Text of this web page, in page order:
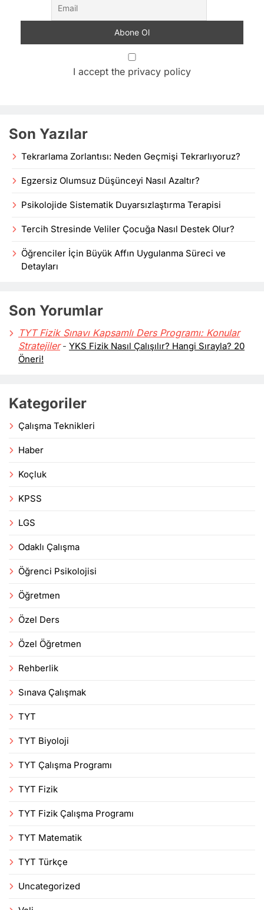
I accept the privacy policy
Son Yazılar
Tekrarlama Zorlantısı: Neden Geçmişi Tekrarlıyoruz?
Egzersiz Olumsuz Düşünceyi Nasıl Azaltır?
Psikolojide Sistematik Duyarsızlaştırma Terapisi
Tercih Stresinde Veliler Çocuğa Nasıl Destek Olur?
Öğrenciler İçin Büyük Affın Uygulanma Süreci ve
Detayları
Son Yorumlar
TYT Fizik Sınavı Kapsamlı Ders Programı: Konular
Stratejiler- YKS Fizik Nasıl Çalışılır? Hangi Sırayla? 20
Öneri!
Kategoriler
Çalışma Teknikleri
Haber
Koçluk
KPSS
LGS
Odaklı Çalışma
Öğrenci Psikolojisi
Öğretmen
Özel Ders
Özel Öğretmen
Rehberlik
Sınava Çalışmak
TYT
TYT Biyoloji
TYT Çalışma Programı
TYT Fizik
TYT Fizik Çalışma Programı
TYT Matematik
TYT Türkçe
Uncategorized